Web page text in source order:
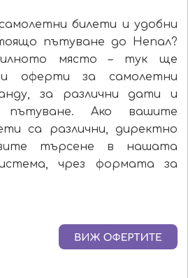
билети и удобни
пътуване до Непал?
място – тук ще
оферти за самолетни
за различни дати и
пътуване. Ако вашите
са различни, директно
търсене в нашата
чрез формата за